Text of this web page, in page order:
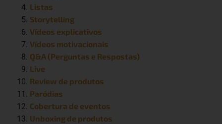
Listas
Storytelling
Vídeos explicativos
Vídeos motivacionais
Q&A (Perguntas e Respostas)
Live
Review de produtos
Paródias
Cobertura de eventos
Unboxing de produtos